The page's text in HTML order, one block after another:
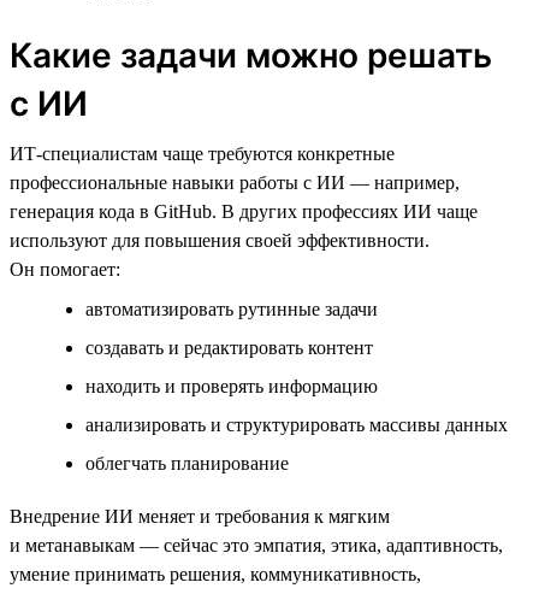
Какие задачи можно решать
с ИИ
ИТ-специалистам чаще требуются конкретные
профессиональные навыки работы с ИИ — например,
генерация кода в GitHub. В других профессиях ИИ чаще
используют для повышения своей эффективности.
Он помогает:
автоматизировать рутинные задачи
создавать и редактировать контент
находить и проверять информацию
анализировать и структурировать массивы данных
облегчать планирование
Внедрение ИИ меняет и требования к мягким
и метанавыкам — сейчас это эмпатия, этика, адаптивность,
умение принимать решения, коммуникативность,